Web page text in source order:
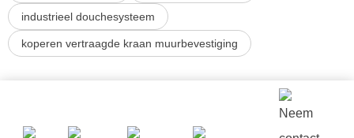
industrieel douchesysteem
koperen vertraagde kraan muurbevestiging